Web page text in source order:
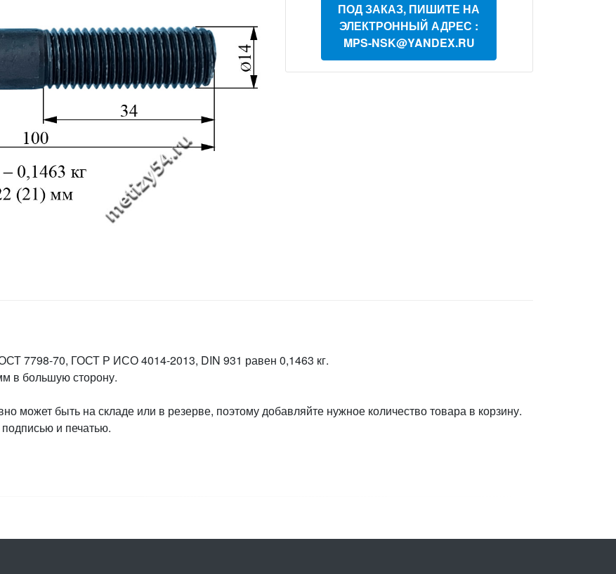
ПОД ЗАКАЗ, ПИШИТЕ НА
ЭЛЕКТРОННЫЙ АДРЕС :
MPS-NSK@YANDEX.RU
7798-70, ГОСТ Р ИСО 4014-2013, DIN 931 равен 0,1463 кг.
в большую сторону.
может быть на складе или в резерве, поэтому добавляйте нужное количество товара в корзину.
и печатью.